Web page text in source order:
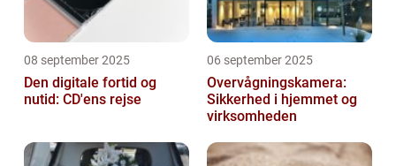
08 september 2025
Den digitale fortid og
nutid: CD'ens rejse
06 september 2025
Overvågningskamera:
Sikkerhed i hjemmet og
virksomheden